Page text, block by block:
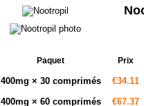
Paquet Prix
400mg × 30 comprimés
€34.11
400mg × 60 comprimés
€67.37